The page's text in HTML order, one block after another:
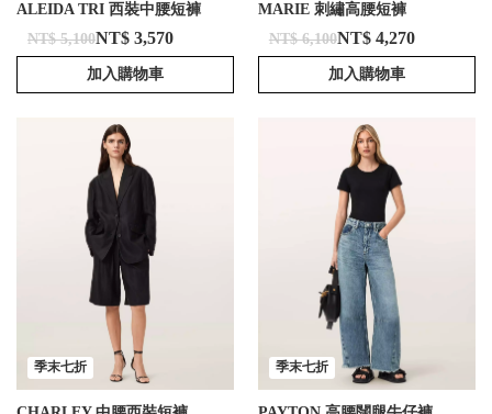
ALEIDA TRI 西裝中腰短褲
NT$ 5,100NT$ 3,570
加入購物車
MARIE 刺繡高腰短褲
NT$ 6,100NT$ 4,270
加入購物車
季末七折 季末七折